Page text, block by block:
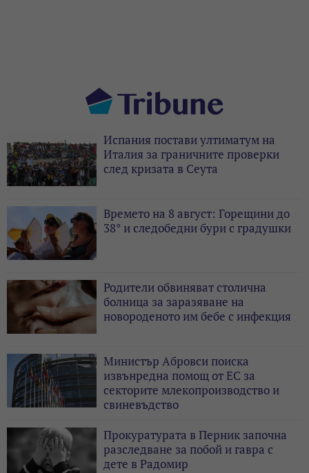
Испания постави ултиматум на
Италия за граничните проверки
след кризата в Сеута
Времето на 8 август: Горещини до
38° и следобедни бури с градушки
Родители обвиняват столична
болница за заразяване на
новороденото им бебе с инфекция
Министър Абровси поиска
извънредна помощ от ЕС за
секторите млекопроизводство и
свиневъдство
Прокуратурата в Перник започна
разследване за побой и гавра с
дете в Радомир